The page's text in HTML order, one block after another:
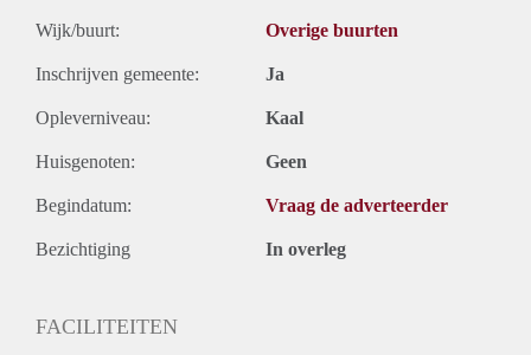
Wijk/buurt: Overige buurten
Inschrijven gemeente: Ja
Opleverniveau: Kaal
Huisgenoten: Geen
Begindatum: Vraag de adverteerder
Bezichtiging In overleg
FACILITEITEN